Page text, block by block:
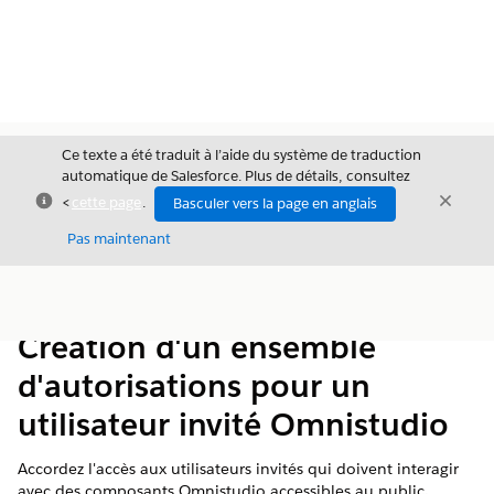
Fermer
Ce texte a été traduit à l’aide du système de traduction
automatique de Salesforce. Plus de détails, consultez
<cette page .
Basculer vers la page en anglais
Pas maintenant
Fermer
Création d'un ensemble
d'autorisations pour un
utilisateur invité Omnistudio
Accordez l'accès aux utilisateurs invités qui doivent interagir